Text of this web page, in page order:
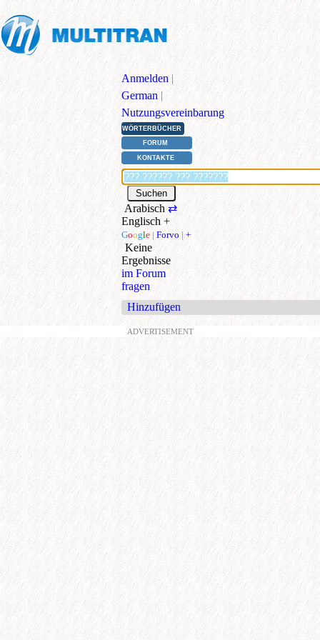
Anmelden |
German |
Nutzungsvereinbarung
WÖRTERBÜCHER
FORUM
KONTAKTE
Arabisch ⇄
Englisch +
Google | Forvo | +
Keine
Ergebnisse
im Forum
fragen
Hinzufügen
ADVERTISEMENT